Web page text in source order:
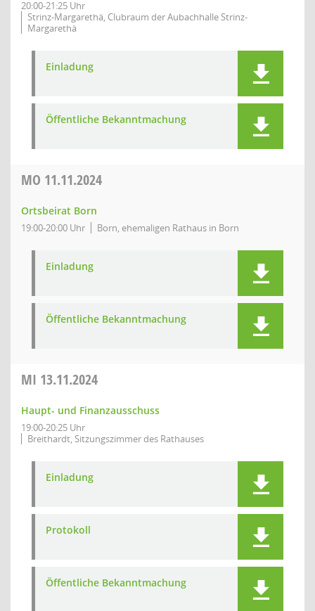
20:00-21:25 Uhr
Strinz-Margarethä, Clubraum der Aubachhalle Strinz-
Margarethä
Einladung
Öffentliche Bekanntmachung
MO 11.11.2024
Ortsbeirat Born
19:00-20:00 Uhr Born, ehemaligen Rathaus in Born
Einladung
Öffentliche Bekanntmachung
MI 13.11.2024
Haupt- und Finanzausschuss
19:00-20:25 Uhr
Breithardt, Sitzungszimmer des Rathauses
Einladung
Protokoll
Öffentliche Bekanntmachung